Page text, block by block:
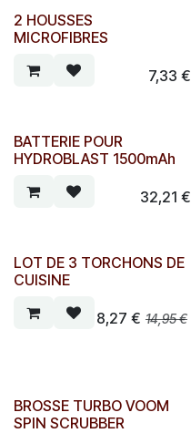
2 HOUSSES
MICROFIBRES
7,33 €
BATTERIE POUR
HYDROBLAST 1500mAh
32,21 €
LOT DE 3 TORCHONS DE
CUISINE
8,27 € 14,95€
BROSSE TURBO VOOM
SPIN SCRUBBER